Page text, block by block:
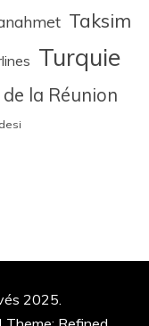
Taksim
Turquie
la Réunion
2025.